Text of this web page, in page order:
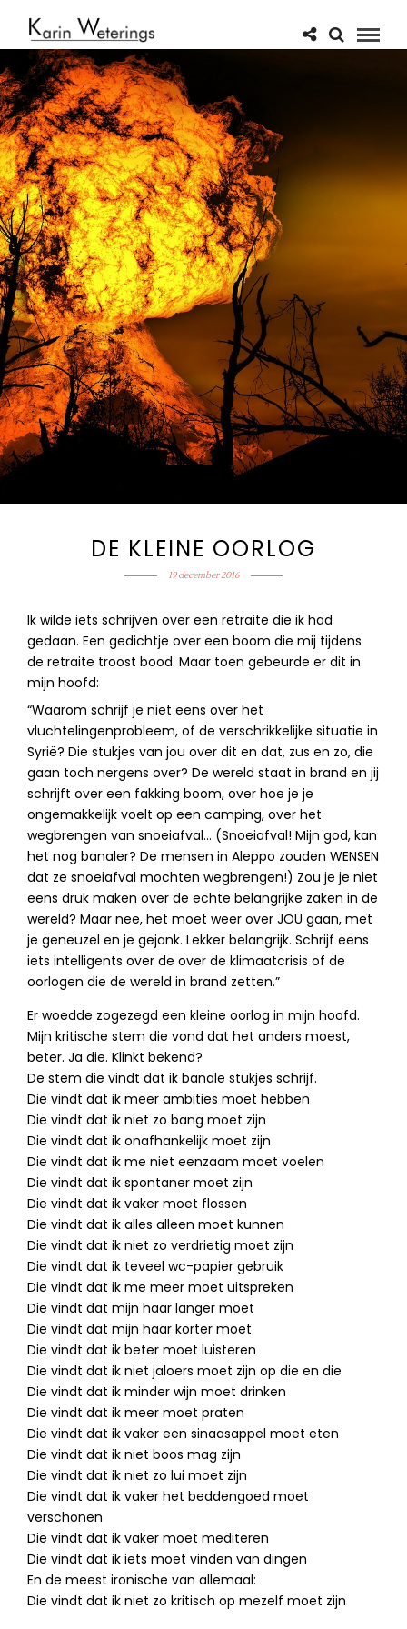
DE KLEINE OORLOG
19 december 2016
Ik wilde iets schrijven over een retraite die ik had
gedaan. Een gedichtje over een boom die mij tijdens
de retraite troost bood. Maar toen gebeurde er dit in
mijn hoofd:
“Waarom schrijf je niet eens over het
vluchtelingenprobleem, of de verschrikkelijke situatie in
Syrië? Die stukjes van jou over dit en dat, zus en zo, die
gaan toch nergens over? De wereld staat in brand en jij
schrijft over een fakking boom, over hoe je je
ongemakkelijk voelt op een camping, over het
wegbrengen van snoeiafval… (Snoeiafval! Mijn god, kan
het nog banaler? De mensen in Aleppo zouden WENSEN
dat ze snoeiafval mochten wegbrengen!) Zou je je niet
eens druk maken over de echte belangrijke zaken in de
wereld? Maar nee, het moet weer over JOU gaan, met
je geneuzel en je gejank. Lekker belangrijk. Schrijf eens
iets intelligents over de over de klimaatcrisis of de
oorlogen die de wereld in brand zetten.”
Er woedde zogezegd een kleine oorlog in mijn hoofd.
Mijn kritische stem die vond dat het anders moest,
beter. Ja die. Klinkt bekend?
De stem die vindt dat ik banale stukjes schrijf.
Die vindt dat ik meer ambities moet hebben
Die vindt dat ik niet zo bang moet zijn
Die vindt dat ik onafhankelijk moet zijn
Die vindt dat ik me niet eenzaam moet voelen
Die vindt dat ik spontaner moet zijn
Die vindt dat ik vaker moet flossen
Die vindt dat ik alles alleen moet kunnen
Die vindt dat ik niet zo verdrietig moet zijn
Die vindt dat ik teveel wc-papier gebruik
Die vindt dat ik me meer moet uitspreken
Die vindt dat mijn haar langer moet
Die vindt dat mijn haar korter moet
Die vindt dat ik beter moet luisteren
Die vindt dat ik niet jaloers moet zijn op die en die
Die vindt dat ik minder wijn moet drinken
Die vindt dat ik meer moet praten
Die vindt dat ik vaker een sinaasappel moet eten
Die vindt dat ik niet boos mag zijn
Die vindt dat ik niet zo lui moet zijn
Die vindt dat ik vaker het beddengoed moet
verschonen
Die vindt dat ik vaker moet mediteren
Die vindt dat ik iets moet vinden van dingen
En de meest ironische van allemaal:
Die vindt dat ik niet zo kritisch op mezelf moet zijn